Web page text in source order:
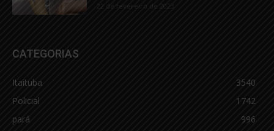
22 de fevereiro de 2023
CATEGORIAS
Itaituba
3540
Policial
1742
pará
996